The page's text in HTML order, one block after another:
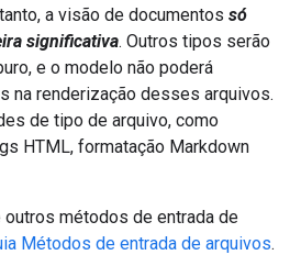
a visão de documentos só
significativa. Outros tipos serão
e o modelo não poderá
na renderização desses arquivos.
de tipo de arquivo, como
HTML, formatação Markdown
métodos de entrada de
Métodos de entrada de arquivos.